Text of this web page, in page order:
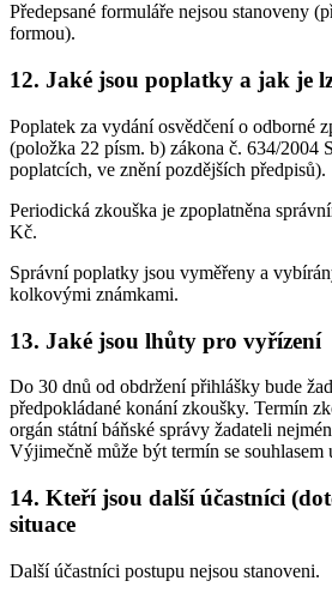
Předepsané formuláře nejsou stanoveny
formou).
12. Jaké jsou poplatky a jak je
Poplatek za vydání osvědčení o odborné
(položka 22 písm. b) zákona č. 634/2004
poplatcích, ve znění pozdějších předpisů).
Periodická zkouška je zpoplatněna
Kč.
Správní poplatky jsou vyměřeny a
kolkovými známkami.
13. Jaké jsou lhůty pro vyřízení
Do 30 dnů od obdržení přihlášky bude
předpokládané konání zkoušky. Termín
orgán státní báňské správy žadateli
Výjimečně může být termín se souhlasem
14. Kteří jsou další účastníci
situace
Další účastníci postupu nejsou stanoveni.